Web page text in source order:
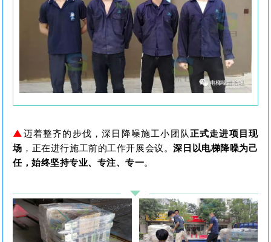
▲迈着整齐的步伐，深日降噪施工小团队 正式走进项目现
场 ， 正在进行施工前的工作开展会议。深日以电梯降噪为己
任，始终坚持专业、专注、专一。